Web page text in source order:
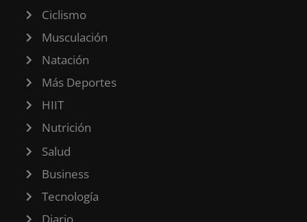
Ciclismo
Musculación
Natación
Más Deportes
HIIT
Nutrición
Salud
Business
Tecnología